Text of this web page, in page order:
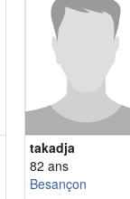
takadja
82 ans
Besançon